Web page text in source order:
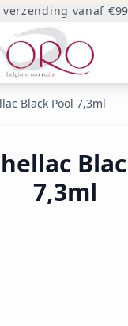
verzending vanaf
Black Pool 7,3ml
7,3ml